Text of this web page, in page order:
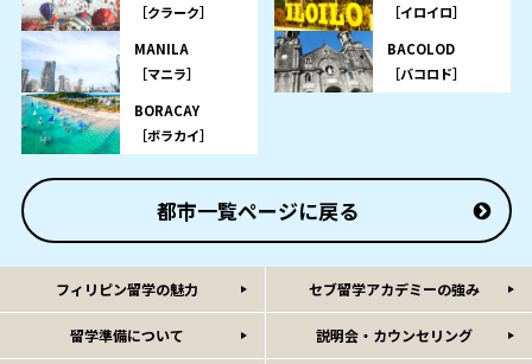
［クラーク］
［イロイロ］
MANILA
［マニラ］
BACOLOD
［バコロド］
BORACAY
［ボラカイ］
都市一覧ページに戻る
フィリピン留学の魅力 セブ留学アカデミーの強み
留学準備について 説明会・カウンセリング